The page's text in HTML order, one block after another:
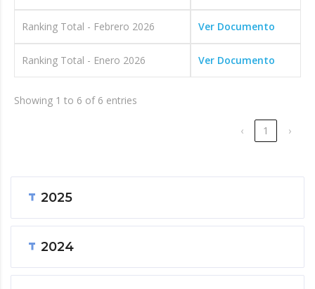
Ranking Total - Febrero 2026 Ver Documento
Ranking Total - Enero 2026 Ver Documento
Showing 1 to 6 of 6 entries
‹ 1 ›
2025
2024